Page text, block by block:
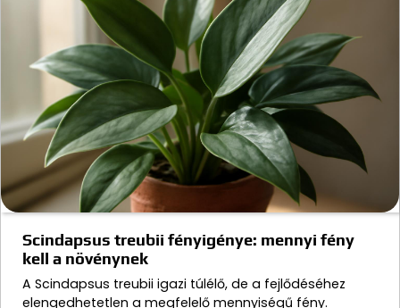
Scindapsus treubii fényigénye: mennyi fény
kell a növénynek
A Scindapsus treubii igazi túlélő, de a fejlődéséhez
elengedhetetlen a megfelelő mennyiségű fény.